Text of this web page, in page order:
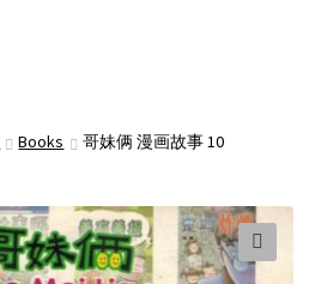
Books 哥妹俩 漫画故事 10